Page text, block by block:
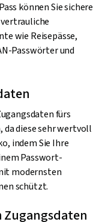
können Sie sichere
wie Reisepässe,
Passwörter und
fürs
diese sehr wertvoll
indem Sie Ihre
Passwort-
modernsten
schützt.
Zugangsdaten